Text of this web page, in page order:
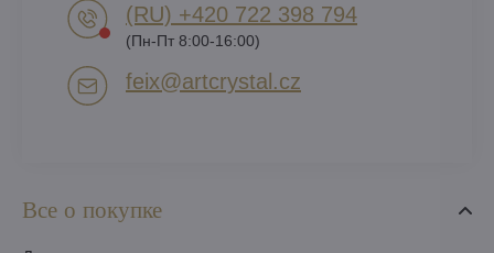
Все о покупке
(RU) +420 722 398 794​
(Пн-Пт 8:00-16:00)
feix​@artcrystal​.cz